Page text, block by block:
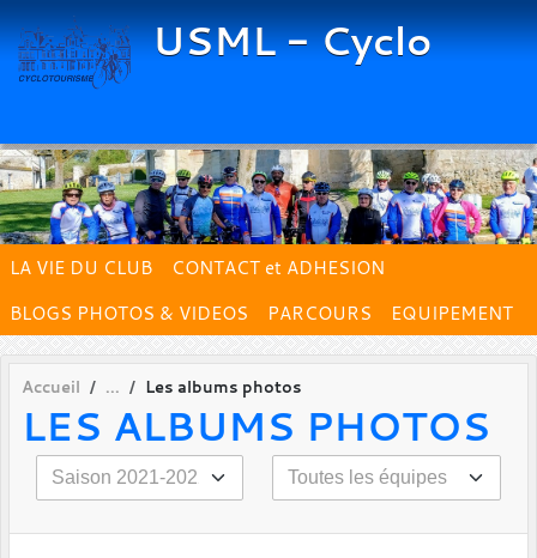
USML - Cyclo
LA VIE DU CLUB
CONTACT et ADHESION
BLOGS PHOTOS & VIDEOS
PARCOURS EQUIPEMENT
Accueil Les albums photos
LES ALBUMS PHOTOS
Panneau de gestion des cookies